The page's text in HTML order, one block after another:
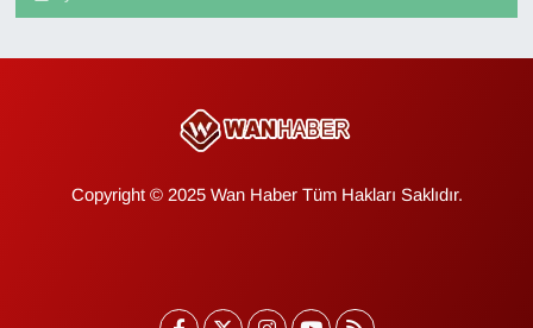
Copyright © 2025 Wan Haber Tüm Hakları Saklıdır.